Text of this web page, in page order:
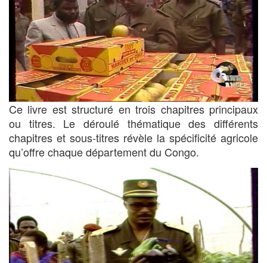
Ce livre est structuré en trois chapitres principaux
ou titres. Le déroulé thématique des différents
chapitres et sous-titres révèle la spécificité agricole
qu’offre chaque département du Congo.